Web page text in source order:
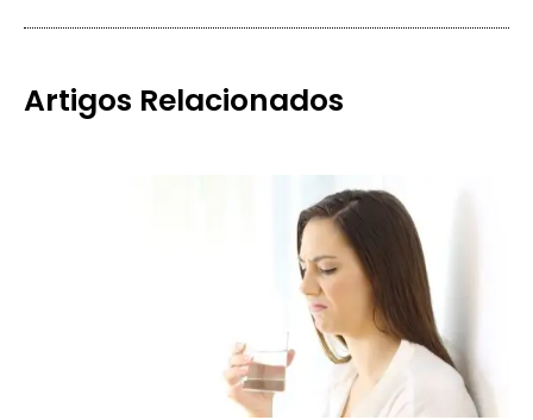
Artigos Relacionados